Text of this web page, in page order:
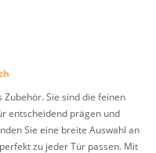
Sie sind die feinen
entscheidend prägen und
Sie eine breite Auswahl an
zu jeder Tür passen. Mit